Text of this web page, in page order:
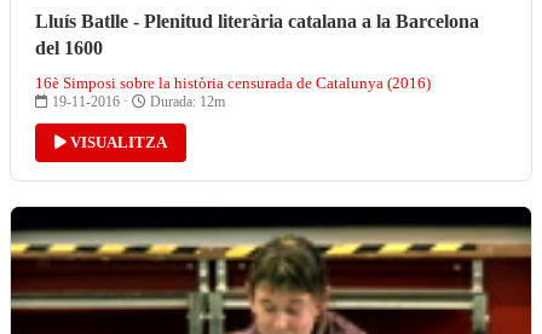
Lluís Batlle - Plenitud literària catalana a la Barcelona
del 1600
16è Simposi sobre la història censurada de Catalunya (2016)
19-11-2016 · Durada: 12m
VISUALITZA